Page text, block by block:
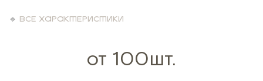
🔹 ВСЕ ХАРАКТЕРИСТИКИ
от 100шт.